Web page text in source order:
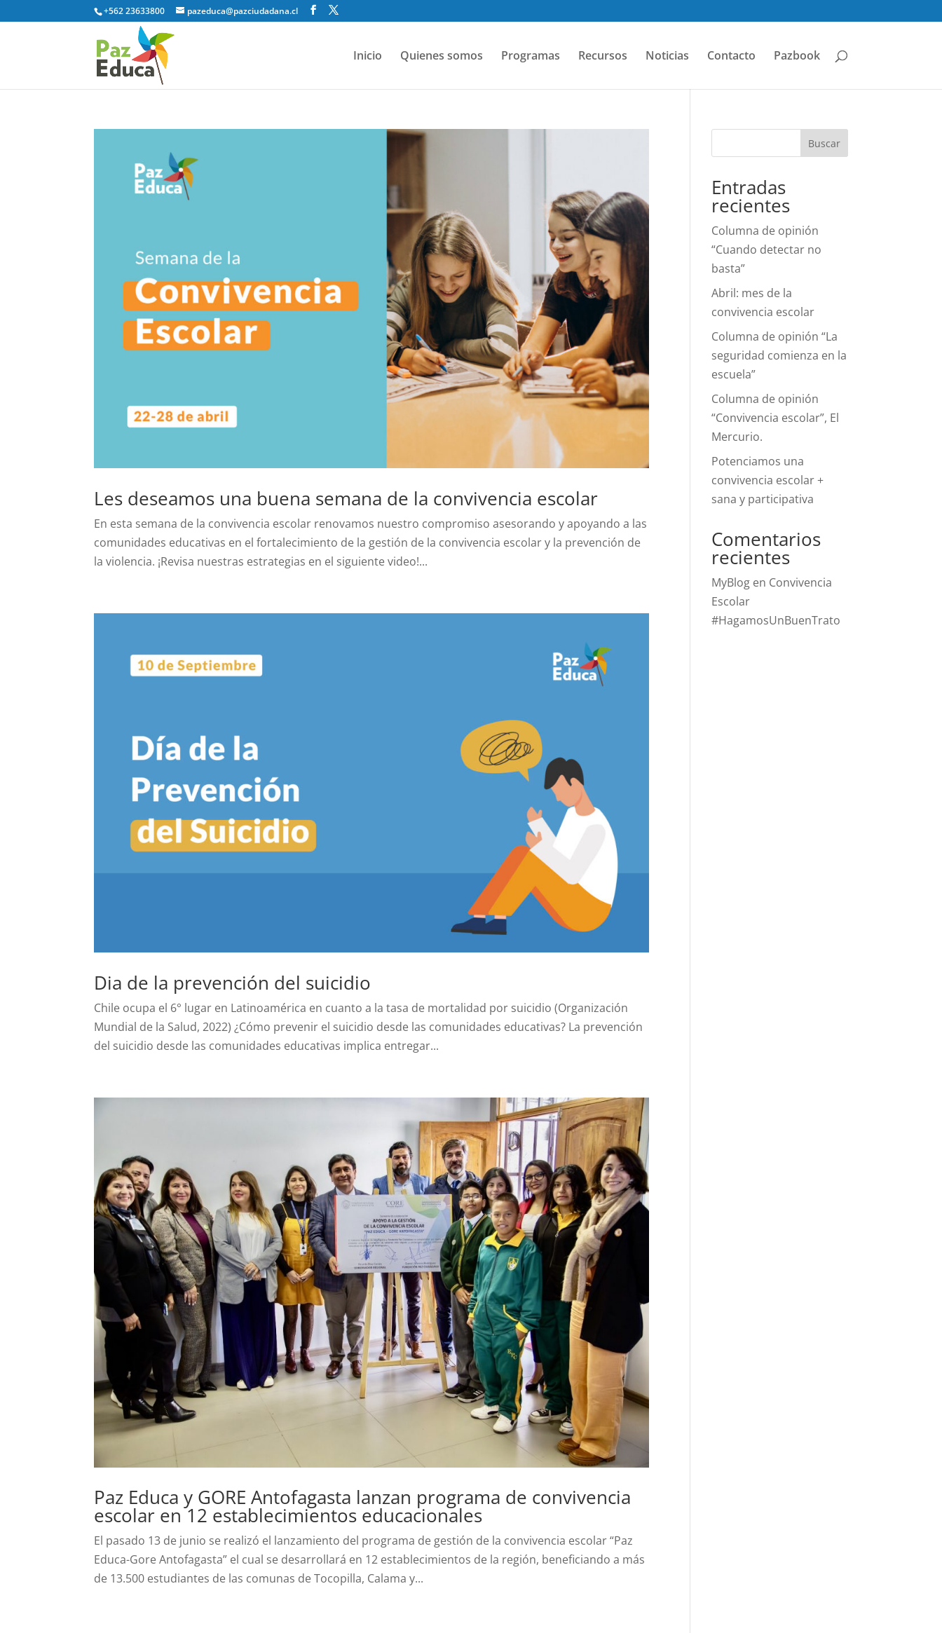
+562 23633800 pazeduca@pazciudadana.cl
Inicio Quienes somos Programas Recursos Noticias Contacto Pazbook
Les deseamos una buena semana de la convivencia escolar
En esta semana de la convivencia escolar renovamos nuestro compromiso asesorando y apoyando a las
comunidades educativas en el fortalecimiento de la gestión de la convivencia escolar y la prevención de
la violencia. ¡Revisa nuestras estrategias en el siguiente video!...
Dia de la prevención del suicidio
Chile ocupa el 6° lugar en Latinoamérica en cuanto a la tasa de mortalidad por suicidio (Organización
Mundial de la Salud, 2022) ¿Cómo prevenir el suicidio desde las comunidades educativas? La prevención
del suicidio desde las comunidades educativas implica entregar...
Paz Educa y GORE Antofagasta lanzan programa de convivencia
escolar en 12 establecimientos educacionales
El pasado 13 de junio se realizó el lanzamiento del programa de gestión de la convivencia escolar “Paz
Educa-Gore Antofagasta” el cual se desarrollará en 12 establecimientos de la región, beneficiando a más
de 13.500 estudiantes de las comunas de Tocopilla, Calama y...
Buscar
Entradas
recientes
Columna de opinión
“Cuando detectar no
basta”
Abril: mes de la
convivencia escolar
Columna de opinión “La
seguridad comienza en la
escuela”
Columna de opinión
“Convivencia escolar”, El
Mercurio.
Potenciamos una
convivencia escolar +
sana y participativa
Comentarios
recientes
MyBlog en Convivencia
Escolar
#HagamosUnBuenTrato